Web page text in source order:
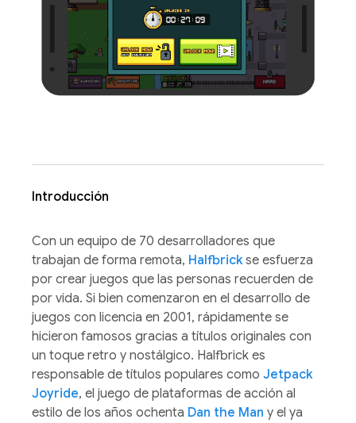
Introducción
Con un equipo de 70 desarrolladores que
trabajan de forma remota, Halfbrickse esfuerza
por crear juegos que las personas recuerden de
por vida. Si bien comenzaron en el desarrollo de
juegos con licencia en 2001, rápidamente se
hicieron famosos gracias a títulos originales con
un toque retro y nostálgico. Halfbrick es
responsable de títulos populares como Jetpack
Joyride, el juego de plataformas de acción al
estilo de los años ochenta Dan the Man y el ya